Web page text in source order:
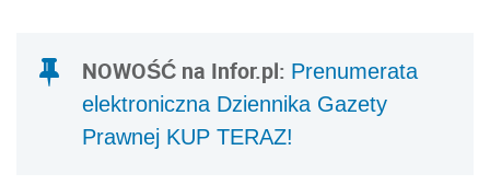
NOWOŚĆ na Infor.pl: Prenumerata
elektroniczna Dziennika Gazety
Prawnej KUP TERAZ!